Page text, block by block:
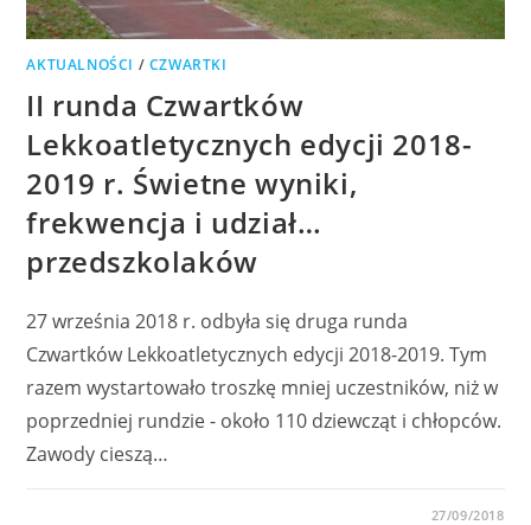
AKTUALNOŚCI / CZWARTKI
II runda Czwartków
Lekkoatletycznych edycji 2018-
2019 r. Świetne wyniki,
frekwencja i udział…
przedszkolaków
27 września 2018 r. odbyła się druga runda
Czwartków Lekkoatletycznych edycji 2018-2019. Tym
razem wystartowało troszkę mniej uczestników, niż w
poprzedniej rundzie - około 110 dziewcząt i chłopców.
Zawody cieszą…
27/09/2018